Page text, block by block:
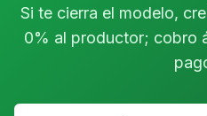
Si te cierra el modelo,
0% al productor; cobro